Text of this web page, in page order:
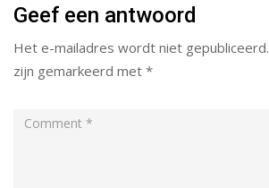
Geef een antwoord
Het e-mailadres wordt niet gepubliceerd.
zijn gemarkeerd met *